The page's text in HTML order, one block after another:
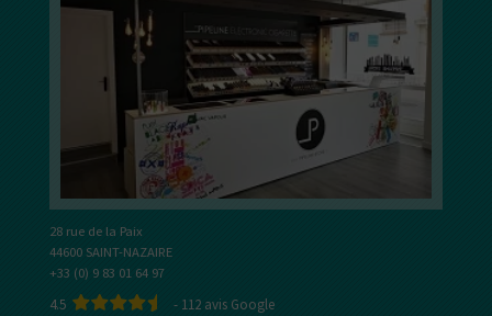
28 rue de la Paix
44600 SAINT-NAZAIRE
+33 (0) 9 83 01 64 97
4.5 - 112 avis Google